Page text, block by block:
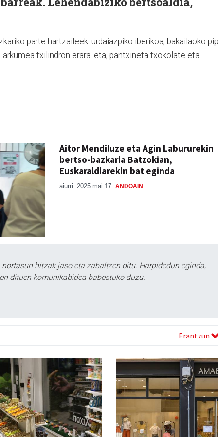
parte hartzaileek: urdaiazpiko iberikoa, bakailaoko
arkumea txilindron erara, eta, pantxineta txokolate eta
Aitor Mendiluze eta Agin Labururekin
bertso-bazkaria Batzokian,
Euskaraldiarekin bat eginda
aiurri 2025 mai 17 ANDOAIN
nortasun hitzak jaso eta zabaltzen ditu. Harpidedun eginda,
dituen komunikabidea babestuko duzu.
Erantzun